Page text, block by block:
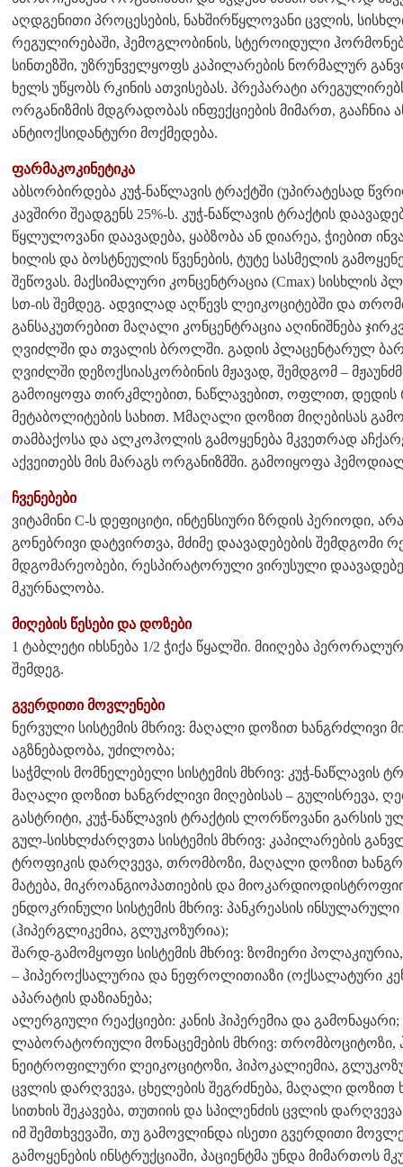
აღდგენითი პროცესების, ნახშირწყლოვანი ცვლის,
რეგულირებაში, ჰემოგლობინის, სტეროიდული
სინთეზში, უზრუნველყოფს კაპილარების ნორმალურ
ხელს უწყობს რკინის ათვისებას. პრეპარატი
ორგანიზმის მდგრადობას ინფექციების მიმართ,
ანტიოქსიდანტური მოქმედება.
ფარმაკოკინეტიკა
აბსორბირდება კუჭ-ნაწლავის ტრაქტში (უპირატესად
კავშირი შეადგენს 25%-ს. კუჭ-ნაწლავის ტრაქტის
წყლულოვანი დაავადება, ყაბზობა ან დიარეა, ჭიებით
ხილის და ბოსტნეულის წვენების, ტუტე სასმელის
შეწოვას. მაქსიმალური კონცენტრაცია (Cmax) სისხლის
სთ-ის შემდეგ. ადვილად აღწევს ლეიკოციტებში და
განსაკუთრებით მაღალი კონცენტრაცია აღინიშნება
ღვიძლში და თვალის ბროლში. გადის პლაცენტარულ
ღვიძლში დეზოქსიასკორბინის მჟავად, შემდგომ –
გამოიყოფა თირკმლებით, ნაწლავებით, ოფლით, დედის
მეტაბოლიტების სახით. Mმაღალი დოზით მიღებისას
თამბაქოსა და ალკოჰოლის გამოყენება მკვეთრად
აქვეითებს მის მარაგს ორგანიზმში. გამოიყოფა
ჩვენებები
ვიტამინი C-ს დეფიციტი, ინტენსიური ზრდის პერიოდი,
გონებრივი დატვირთვა, მძიმე დაავადებების შემდგომი
მდგომარეობები, რესპირატორული ვირუსული
მკურნალობა.
მიღების წესები და დოზები
1 ტაბლეტი იხსნება 1/2 ჭიქა წყალში. მიიღება
შემდეგ.
გვერდითი მოვლენები
ნერვული სისტემის მხრივ: მაღალი დოზით ხანგრძლივი
აგზნებადობა, უძილობა;
საჭმლის მომნელებელი სისტემის მხრივ: კუჭ-ნაწლავის
მაღალი დოზით ხანგრძლივი მიღებისას – გულისრევა,
გასტრიტი, კუჭ-ნაწლავის ტრაქტის ლორწოვანი გარსის
გულ-სისხლძარღვთა სისტემის მხრივ: კაპილარების
ტროფიკის დარღვევა, თრომბოზი, მაღალი დოზით
მატება, მიკროანგიოპათიების და
ენდოკრინული სისტემის მხრივ: პანკრეასის ინსულარული
(ჰიპერგლიკემია, გლუკოზურია);
შარდ-გამომყოფი სისტემის მხრივ: ზომიერი
– ჰიპეროქსალურია და ნეფროლითიაზი (ოქსალატური
აპარატის დაზიანება;
ალერგიული რეაქციები: კანის ჰიპერემია და გამონაყარი;
ლაბორატორიული მონაცემების მხრივ: თრომბოციტოზი,
ნეიტროფილური ლეიკოციტოზი, ჰიპოკალიემია,
ცვლის დარღვევა, ცხელების შეგრძნება, მაღალი დოზით
სითხის შეკავება, თუთიის და სპილენძის ცვლის
იმ შემთხვევაში, თუ გამოვლინდა ისეთი გვერდითი
გამოყენების ინსტრუქციაში, პაციენტმა უნდა მიმართოს